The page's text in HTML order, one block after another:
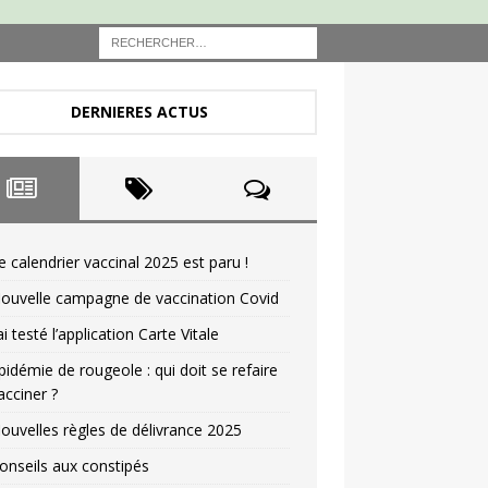
DERNIERES ACTUS
calendrier vaccinal 2025 est paru !
campagne de vaccination Covid
testé l’application Carte Vitale
de rougeole : qui doit se refaire
?
règles de délivrance 2025
aux constipés